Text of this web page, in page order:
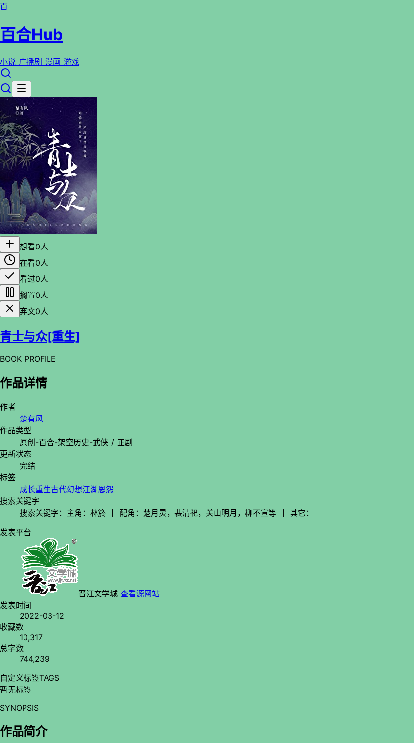
百
百合Hub
小说 广播剧 漫画 游戏
想看0人
在看0人
看过0人
搁置0人
弃文0人
青士与众[重生]
BOOK PROFILE
作品详情
作者
楚有风
作品类型
原创-百合-架空历史-武侠 / 正剧
更新状态
完结
标签
成长重生古代幻想江湖恩怨
搜索关键字
搜索关键字：主角：林箊 ┃ 配角：楚月灵，裴清祀，关山明月，柳不宣等 ┃ 其它：
发表平台
晋江文学城 查看源网站
发表时间
2022-03-12
收藏数
10,317
总字数
744,239
自定义标签TAGS
暂无标签
SYNOPSIS
作品简介